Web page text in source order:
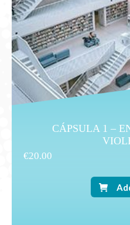
CÁPSULA 1 –
€20.00